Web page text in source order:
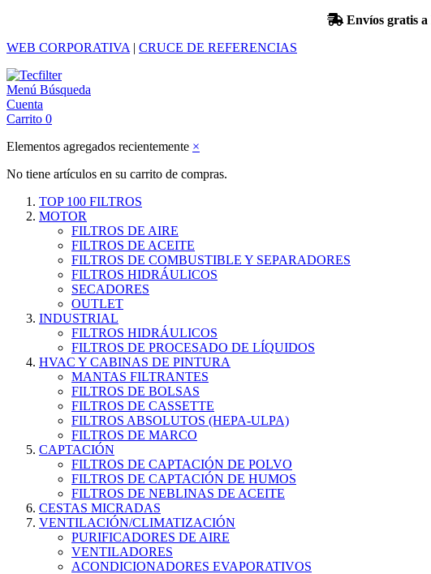
Envíos gratis
WEB CORPORATIVA | CRUCE DE REFERENCIAS
Menú Búsqueda
Cuenta
Carrito 0
Elementos agregados recientemente ×
No tiene artículos en su carrito de compras.
TOP 100 FILTROS
MOTOR
FILTROS DE AIRE
FILTROS DE ACEITE
FILTROS DE COMBUSTIBLE Y SEPARADORES
FILTROS HIDRÁULICOS
SECADORES
OUTLET
INDUSTRIAL
FILTROS HIDRÁULICOS
FILTROS DE PROCESADO DE LÍQUIDOS
HVAC Y CABINAS DE PINTURA
MANTAS FILTRANTES
FILTROS DE BOLSAS
FILTROS DE CASSETTE
FILTROS ABSOLUTOS (HEPA-ULPA)
FILTROS DE MARCO
CAPTACIÓN
FILTROS DE CAPTACIÓN DE POLVO
FILTROS DE CAPTACIÓN DE HUMOS
FILTROS DE NEBLINAS DE ACEITE
CESTAS MICRADAS
VENTILACIÓN/CLIMATIZACIÓN
PURIFICADORES DE AIRE
VENTILADORES
ACONDICIONADORES EVAPORATIVOS